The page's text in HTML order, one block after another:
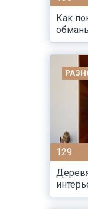
Как
129